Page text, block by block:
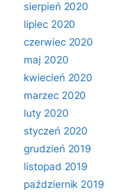
sierpień 2020
lipiec 2020
czerwiec 2020
maj 2020
kwiecień 2020
marzec 2020
luty 2020
styczeń 2020
grudzień 2019
listopad 2019
październik 2019